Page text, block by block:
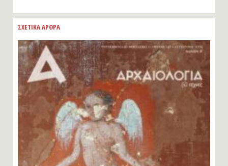
ΣΧΕΤΙΚΑ ΑΡΘΡΑ